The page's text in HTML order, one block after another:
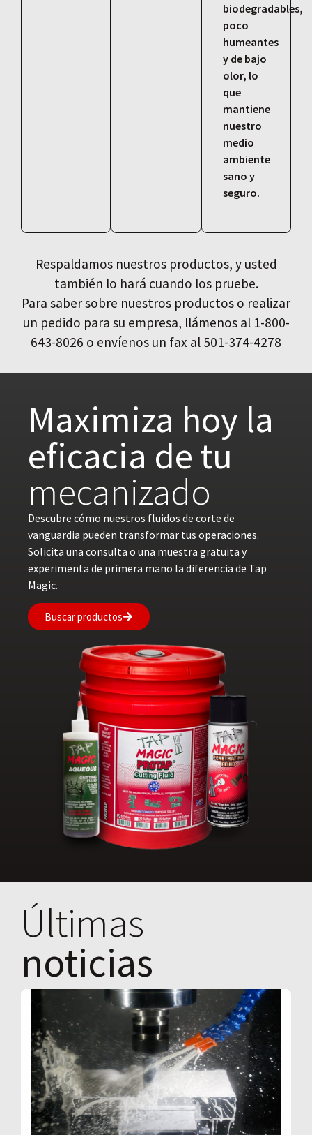
biodegradables,
poco
humeantes
y de bajo
olor, lo
que
mantiene
nuestro
medio
ambiente
sano y
seguro.
Respaldamos nuestros productos, y usted
también lo hará cuando los pruebe.
Para saber sobre nuestros productos o realizar
un pedido para su empresa, llámenos al 1-800-
643-8026 o envíenos un fax al 501-374-4278
Maximiza hoy la
eficacia de tu
mecanizado
Descubre cómo nuestros fluidos de corte de
vanguardia pueden transformar tus operaciones.
Solicita una consulta o una muestra gratuita y
experimenta de primera mano la diferencia de Tap
Magic.
Buscar productos
Últimas
noticias